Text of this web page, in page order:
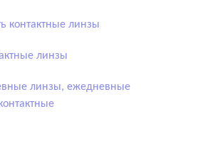
контактные линзы
линзы
линзы, ежедневные